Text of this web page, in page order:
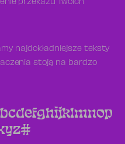
przekazu Twoich
najdokładniejsze teksty
stoją na bardzo
bcdefghijklmnop
yz#